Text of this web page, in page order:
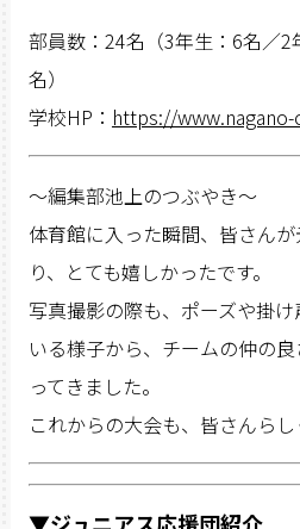
部員数：24名（3年生：6名／
名）
学校HP： https://
〜編集部池上のつぶやき〜
体育館に入った瞬間、皆さん
り、とても嬉しかったです。
写真撮影の際も、ポーズや掛
いる様子から、チームの仲の
ってきました。
これからの大会も、皆さんら
▼ジュニアス応援団紹介